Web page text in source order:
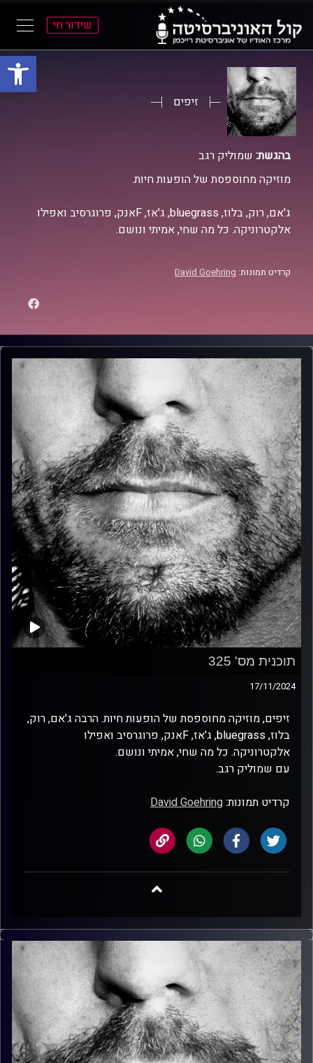
פתח
התפריט
הראשי
התוכן
הראשי
שידור חי
זיפים
בהגשת: שמוליק רגב
מוזיקה מחוספסת של הופעות חיות.
ג'אם, רוק, בלוז, bluegrass, ג'אז, Fאנק, פרוגרסיב ואפילו
אלקטרוניקה. כל מה שחי, אמיתי ונושם.
קרדיט תמונות: David Goehring
תוכנית מס' 325
17/11/2024
זיפים, מוזיקה מחוספסת של הופעות חיות. הרבה ג'אם, רוק,
בלוז, bluegrass, ג'אז, Fאנק, פרוגרסיב ואפילו
אלקטרוניקה. כל מה שחי, אמיתי ונושם.
עם שמוליק רגב.
קרדיט תמונות:David Goehring